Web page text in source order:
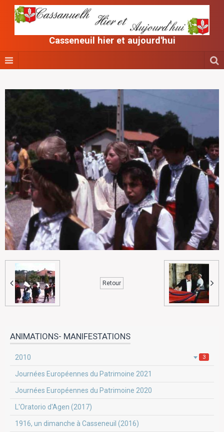
Casseneuil hier et aujourd'hui
Retour
ANIMATIONS- MANIFESTATIONS
2010 3
Journées Européennes du Patrimoine 2021
Journées Européennes du Patrimoine 2020
L'Oratorio d'Agen (2017)
1916, un dimanche à Casseneuil (2016)